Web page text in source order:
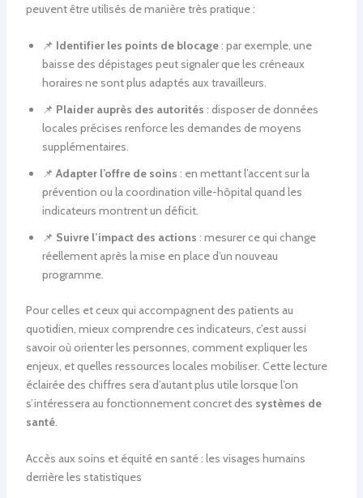
peuvent être utilisés de manière très pratique :
📌 Identifier les points de blocage: par exemple, une
baisse des dépistages peut signaler que les créneaux
horaires ne sont plus adaptés aux travailleurs.
📌 Plaider auprès des autorités : disposer de données
locales précises renforce les demandes de moyens
supplémentaires.
📌 Adapter l’offre de soins : en mettant l’accent sur la
prévention ou la coordination ville-hôpital quand les
indicateurs montrent un déficit.
📌 Suivre l’impact des actions : mesurer ce qui change
réellement après la mise en place d’un nouveau
programme.
Pour celles et ceux qui accompagnent des patients au
quotidien, mieux comprendre ces indicateurs, c’est aussi
savoir où orienter les personnes, comment expliquer les
enjeux, et quelles ressources locales mobiliser. Cette lecture
éclairée des chiffres sera d’autant plus utile lorsque l’on
s’intéressera au fonctionnement concret des systèmes de
santé.
Accès aux soins et équité en santé : les visages humains
derrière les statistiques